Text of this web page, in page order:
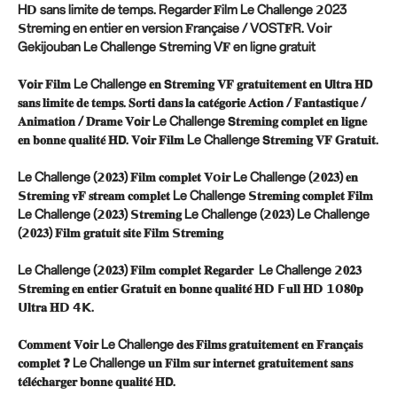
H𝗗 sans limite de temps. Regarder 𝐅ilm Le Challenge 𝟮023
𝗦treming en entier en version 𝐅rançaise / VOST𝐅R. V𝗼ir
Gekijouban Le Challenge 𝗦treming V𝐅 en ligne gratuit
𝐕𝗼𝐢𝐫 𝐅𝐢𝐥𝐦 Le Challenge 𝐞𝐧 𝗦𝐭𝐫𝐞𝐦𝐢𝐧𝐠 𝐕𝐅 𝐠𝐫𝐚𝐭𝐮𝐢𝐭𝐞𝐦𝐞𝐧𝐭 𝐞𝐧 𝗨𝐥𝐭𝐫𝐚 𝐇𝗗
𝐬𝐚𝐧𝐬 𝐥𝐢𝐦𝐢𝐭𝐞 𝐝𝐞 𝐭𝐞𝐦𝐩𝐬. 𝐒𝐨𝐫𝐭𝐢 𝐝𝐚𝐧𝐬 𝐥𝐚 𝐜𝐚𝐭𝐞́𝐠𝐨𝐫𝐢𝐞 𝐀𝐜𝐭𝐢𝐨𝐧 / 𝐅𝐚𝐧𝐭𝐚𝐬𝐭𝐢𝐪𝐮𝐞 /
𝐀𝐧𝐢𝐦𝐚𝐭𝐢𝐨𝐧 / 𝐃𝐫𝐚𝐦𝐞 𝐕𝗼𝐢𝐫 Le Challenge 𝗦𝐭𝐫𝐞𝐦𝐢𝐧𝐠 𝐜𝐨𝐦𝐩𝐥𝐞𝐭 𝐞𝐧 𝐥𝐢𝐠𝐧𝐞
𝐞𝐧 𝐛𝐨𝐧𝐧𝐞 𝐪𝐮𝐚𝐥𝐢𝐭𝐞́ 𝐇𝗗. 𝐕𝗼𝐢𝐫 𝐅𝐢𝐥𝐦 Le Challenge 𝗦𝐭𝐫𝐞𝐦𝐢𝐧𝐠 𝐕𝐅 𝐆𝐫𝐚𝐭𝐮𝐢𝐭.
Le Challenge (𝟮𝟎𝟐𝟑) 𝐅𝐢𝐥𝐦 𝐜𝐨𝐦𝐩𝐥𝐞𝐭 𝐕𝗼𝐢𝐫 Le Challenge (𝟮𝟎𝟐𝟑) 𝐞𝐧
𝗦𝐭𝐫𝐞𝐦𝐢𝐧𝐠 𝐯𝐅 𝐬𝐭𝐫𝐞𝐚𝐦 𝐜𝐨𝐦𝐩𝐥𝐞𝐭 Le Challenge 𝗦𝐭𝐫𝐞𝐦𝐢𝐧𝐠 𝐜𝐨𝐦𝐩𝐥𝐞𝐭 𝐅𝐢𝐥𝐦
Le Challenge (𝟮𝟎𝟐𝟑) 𝗦𝐭𝐫𝐞𝐦𝐢𝐧𝐠 Le Challenge (𝟮𝟎𝟐𝟑) Le Challenge
(𝟮𝟎𝟐𝟑) 𝐅𝐢𝐥𝐦 𝐠𝐫𝐚𝐭𝐮𝐢𝐭 𝐬𝐢𝐭𝐞 𝐅𝐢𝐥𝐦 𝗦𝐭𝐫𝐞𝐦𝐢𝐧𝐠
Le Challenge (𝟮𝟎𝟐𝟑) 𝐅𝐢𝐥𝐦 𝐜𝐨𝐦𝐩𝐥𝐞𝐭 𝐑𝐞𝐠𝐚𝐫𝐝𝐞𝐫 Le Challenge 𝟮𝟎𝟐𝟑
𝗦𝐭𝐫𝐞𝐦𝐢𝐧𝐠 𝐞𝐧 𝐞𝐧𝐭𝐢𝐞𝐫 𝐆𝐫𝐚𝐭𝐮𝐢𝐭 𝐞𝐧 𝐛𝐨𝐧𝐧𝐞 𝐪𝐮𝐚𝐥𝐢𝐭𝐞́ 𝐇𝗗 𝗙𝐮𝐥𝐥 𝐇𝗗 𝟭𝟬𝟖𝟎𝐩
𝗨𝐥𝐭𝐫𝐚 𝐇𝗗 𝟰𝗞.
𝐂𝐨𝐦𝐦𝐞𝐧𝐭 𝐕𝗼𝐢𝐫 Le Challenge 𝐝𝐞𝐬 𝐅𝐢𝐥𝐦𝐬 𝐠𝐫𝐚𝐭𝐮𝐢𝐭𝐞𝐦𝐞𝐧𝐭 𝐞𝐧 𝐅𝐫𝐚𝐧𝐜̧𝐚𝐢𝐬
𝐜𝐨𝐦𝐩𝐥𝐞𝐭 ❓ Le Challenge 𝐮𝐧 𝐅𝐢𝐥𝐦 𝐬𝐮𝐫 𝐢𝐧𝐭𝐞𝐫𝐧𝐞𝐭 𝐠𝐫𝐚𝐭𝐮𝐢𝐭𝐞𝐦𝐞𝐧𝐭 𝐬𝐚𝐧𝐬
𝐭𝐞́𝐥𝐞́𝐜𝐡𝐚𝐫𝐠𝐞𝐫 𝐛𝐨𝐧𝐧𝐞 𝐪𝐮𝐚𝐥𝐢𝐭𝐞́ 𝐇𝗗.